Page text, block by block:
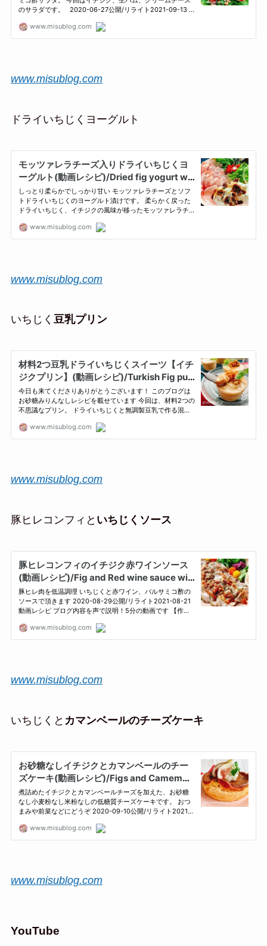
www.misublog.com
ドライいちじくヨーグルト
www.misublog.com
いちじく 豆乳プリン
www.misublog.com
豚ヒレコンフィと いちじくソース
www.misublog.com
いちじくと カマンベールのチーズケーキ
www.misublog.com
YouTube